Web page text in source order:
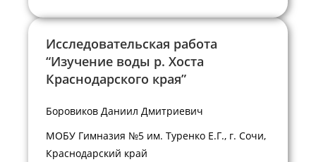
Исследовательская работа
“Изучение воды р. Хоста
Краснодарского края”
Боровиков Даниил Дмитриевич
МОБУ Гимназия №5 им. Туренко Е.Г., г. Сочи,
Краснодарский край